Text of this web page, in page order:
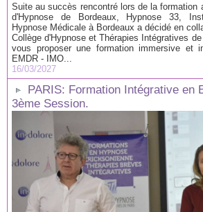
Suite au succès rencontré lors de la formation
d'Hypnose de Bordeaux, Hypnose 33,
Hypnose Médicale à Bordeaux a décidé en
Collège d'Hypnose et Thérapies Intégratives
vous proposer une formation immersive et
EMDR - IMO...
16/03/2027
PARIS: Formation Intégrative en
3ème Session.